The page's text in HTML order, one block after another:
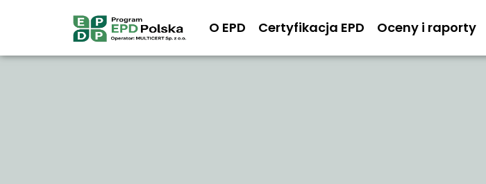
O EPD Certyfikacja EPD Oceny i raporty